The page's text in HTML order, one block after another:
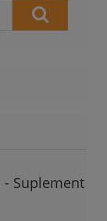
- Suplement